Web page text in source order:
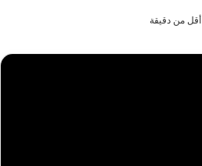
أقل من دقيقة